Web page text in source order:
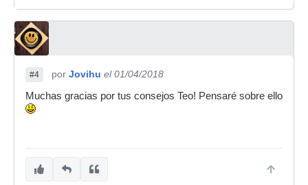
#4 por Jovihu el 01/04/2018
Muchas gracias por tus consejos Teo! Pensaré sobre ello